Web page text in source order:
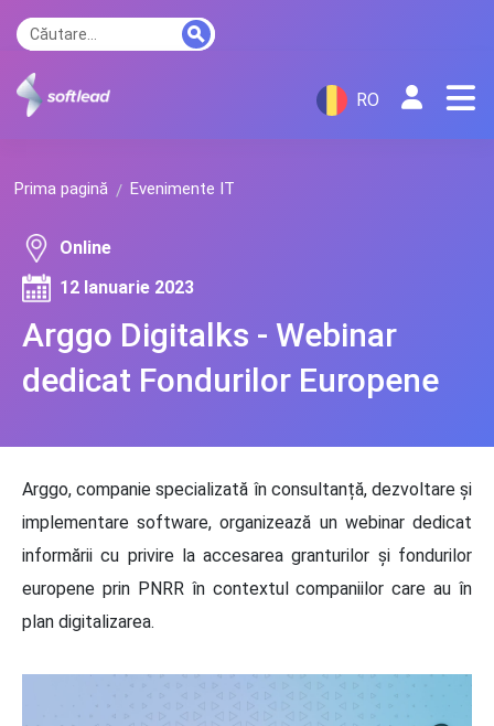
RO
Prima pagină Evenimente IT
Arggo Digitalks - Webinar
dedicat Fondurilor Europene
Online
12 Ianuarie 2023
Arggo, companie specializată în consultanță, dezvoltare și
implementare software, organizează un webinar dedicat
informării cu privire la accesarea granturilor și fondurilor
europene prin PNRR în contextul companiilor care au în
plan digitalizarea.